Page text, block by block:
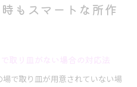
もスマートな所作
場で取り皿が用意されていない場